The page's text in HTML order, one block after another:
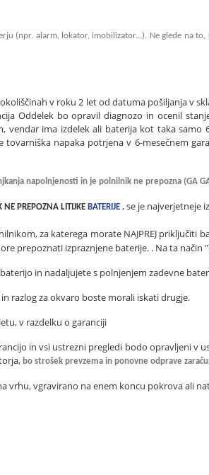
(npr. alarm, lokator, imobilizator...). Ne glede na
v roku 2 let od datuma pošiljanja v
Oddelek bo opravil diagnozo in ocenil
vendar ima izdelek ali baterija kot taka
napaka potrjena v 6-mesečnem
napolnjenosti in je polnilnik ne prepozna (GA
NE PREPOZNA LITIJKE BATERIJE , se je najverjetneje
za katerega morate NAJPREJ
prepoznati izpraznjene baterije. . Na ta način
in nadaljujete s polnjenjem zadevne
razlog za okvaro boste morali iskati drugje.
v razdelku o garanciji
in vsi ustrezni pregledi bodo opravljeni
bo strošek prevzema in ponovne odprave
vrhu, vgravirano na enem koncu pokrova ali